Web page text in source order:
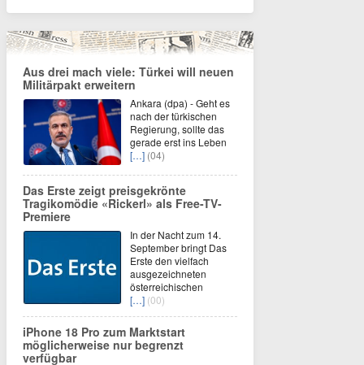
Aus drei mach viele: Türkei will neuen
Militärpakt erweitern
Ankara (dpa) - Geht es
nach der türkischen
Regierung, sollte das
gerade erst ins Leben
[…] (04)
Das Erste zeigt preisgekrönte
Tragikomödie «Rickerl» als Free-TV-
Premiere
In der Nacht zum 14.
September bringt Das
Erste den vielfach
ausgezeichneten
österreichischen
[…] (00)
iPhone 18 Pro zum Marktstart
möglicherweise nur begrenzt
verfügbar